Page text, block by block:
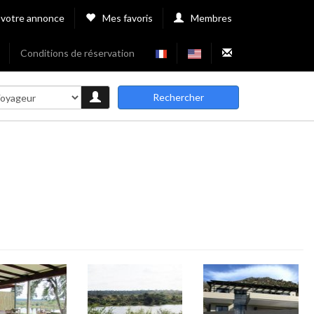
annonce Mes favoris Membres
Conditions de réservation
Rechercher